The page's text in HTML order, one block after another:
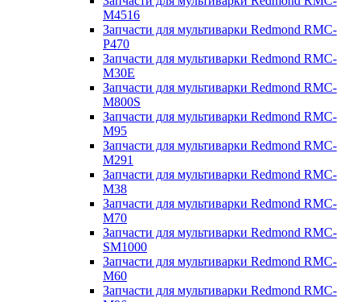
M4516
Запчасти для мультиварки Redmond RMC-
P470
Запчасти для мультиварки Redmond RMC-
M30E
Запчасти для мультиварки Redmond RMC-
M800S
Запчасти для мультиварки Redmond RMC-
M95
Запчасти для мультиварки Redmond RMC-
M291
Запчасти для мультиварки Redmond RMC-
M38
Запчасти для мультиварки Redmond RMC-
M70
Запчасти для мультиварки Redmond RMC-
SM1000
Запчасти для мультиварки Redmond RMC-
M60
Запчасти для мультиварки Redmond RMC-